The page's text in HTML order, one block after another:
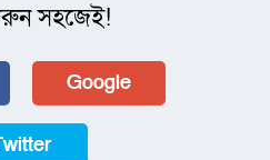
সহজেই!
Google